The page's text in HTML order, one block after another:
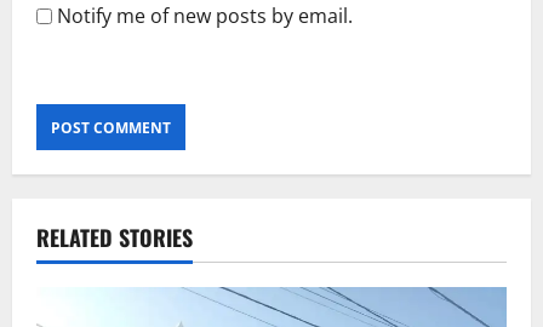
Notify me of new posts by email.
RELATED STORIES